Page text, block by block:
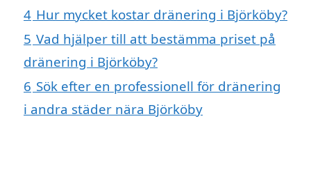
4 Hur mycket kostar dränering i Björköby?
5 Vad hjälper till att bestämma priset på
dränering i Björköby?
6 Sök efter en professionell för dränering
i andra städer nära Björköby